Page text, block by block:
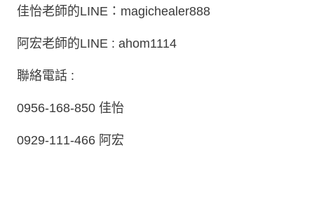
佳怡老師的LINE：magichealer888
阿宏老師的LINE : ahom1114
聯絡電話 :
0956-168-850 佳怡
0929-111-466 阿宏